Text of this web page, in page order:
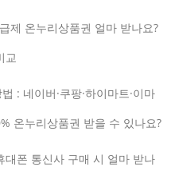
제 온누리상품권 얼마 받나요?
교
: 네이버·쿠팡·하이마트·이마
온누리상품권 받을 수 있나요?
폰 통신사 구매 시 얼마 받나